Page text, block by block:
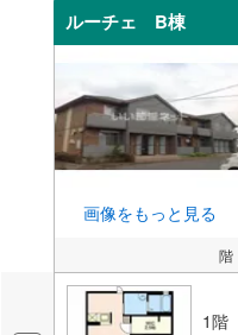
ルーチェ B棟
画像をもっと見る
階
1階